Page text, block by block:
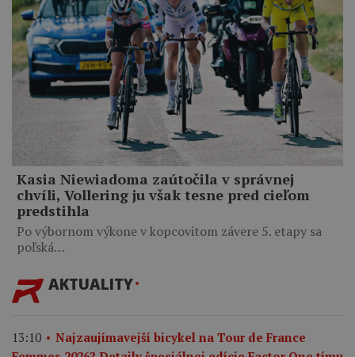
Kasia Niewiadoma zaútočila v správnej
chvíli, Vollering ju však tesne pred cieľom
predstihla
Po výbornom výkone v kopcovitom závere 5. etapy sa
poľská…
AKTUALITY
13:10
Najzaujímavejší bicykel na Tour de France